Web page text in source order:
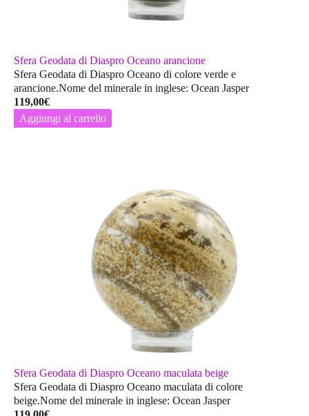
Sfera Geodata di Diaspro Oceano arancione
Sfera Geodata di Diaspro Oceano di colore verde e
arancione.Nome del minerale in inglese: Ocean Jasper
119,00€
Aggiungi al carrello
Sfera Geodata di Diaspro Oceano maculata beige
Sfera Geodata di Diaspro Oceano maculata di colore
beige.Nome del minerale in inglese: Ocean Jasper